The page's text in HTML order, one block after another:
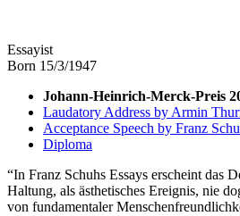
Essayist
Born 15/3/1947
Johann-Heinrich-Merck-Preis
Laudatory Address by Armin
Acceptance Speech by Franz
Diploma
In Franz Schuhs Essays erscheint das
Haltung, als ästhetisches Ereignis, nie
von fundamentaler